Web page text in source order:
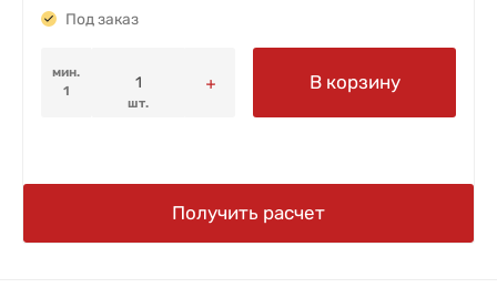
Под заказ
мин.
1
шт.
В корзину
Получить расчет